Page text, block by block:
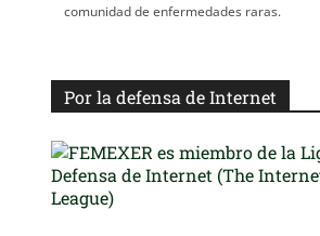
comunidad de enfermedades raras.
Por la defensa de Internet